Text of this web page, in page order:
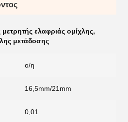
ελαφριάς ομίχλης,
μετάδοσης
ο/η
16,5mm/21mm
0,01